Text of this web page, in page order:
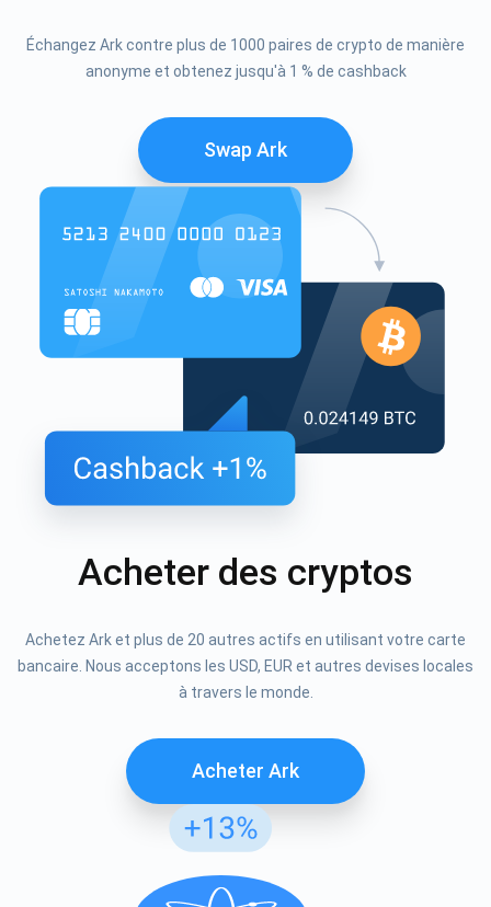
Échangez Ark contre plus de 1000 paires de crypto de manière
anonyme et obtenez jusqu'à 1 % de cashback
Swap Ark
Acheter des cryptos
Achetez Ark et plus de 20 autres actifs en utilisant votre carte
bancaire. Nous acceptons les USD, EUR et autres devises locales
à travers le monde.
Acheter Ark